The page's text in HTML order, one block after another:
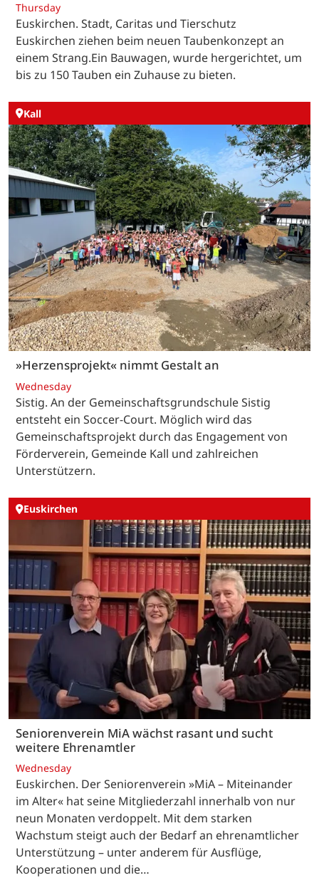
Thursday
Euskirchen. Stadt, Caritas und Tierschutz
Euskirchen ziehen beim neuen Taubenkonzept an
einem Strang.Ein Bauwagen, wurde hergerichtet, um
bis zu 150 Tauben ein Zuhause zu bieten.
Kall
»Herzensprojekt« nimmt Gestalt an
Wednesday
Sistig. An der Gemeinschaftsgrundschule Sistig
entsteht ein Soccer-Court. Möglich wird das
Gemeinschaftsprojekt durch das Engagement von
Förderverein, Gemeinde Kall und zahlreichen
Unterstützern.
Euskirchen
Seniorenverein MiA wächst rasant und sucht
weitere Ehrenamtler
Wednesday
Euskirchen. Der Seniorenverein »MiA – Miteinander
im Alter« hat seine Mitgliederzahl innerhalb von nur
neun Monaten verdoppelt. Mit dem starken
Wachstum steigt auch der Bedarf an ehrenamtlicher
Unterstützung – unter anderem für Ausflüge,
Kooperationen und die…